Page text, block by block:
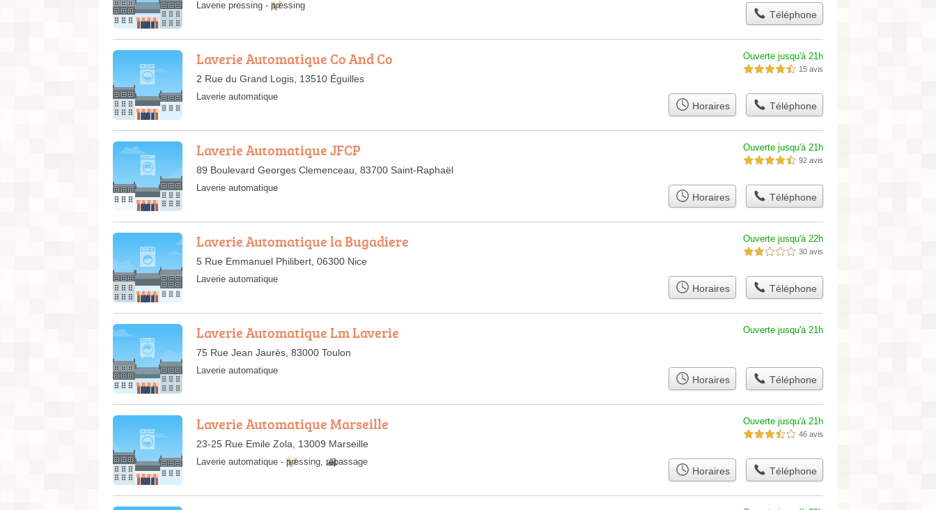
Laverie pressing - pressing
Téléphone
Laverie Automatique Co And Co
2 Rue du Grand Logis, 13510 Éguilles
Ouverte jusqu'à 21h
4,5 étoiles sur 5 15 avis
Laverie automatique
Horaires Téléphone
Laverie Automatique JFCP
89 Boulevard Georges Clemenceau, 83700 Saint-Raphaël
Ouverte jusqu'à 21h
4,5 étoiles sur 5 92 avis
Laverie automatique
Horaires Téléphone
Laverie Automatique la Bugadiere
5 Rue Emmanuel Philibert, 06300 Nice
Ouverte jusqu'à 22h
2,0 étoiles sur 5 30 avis
Laverie automatique
Horaires Téléphone
Laverie Automatique Lm Laverie
75 Rue Jean Jaurès, 83000 Toulon
Ouverte jusqu'à 21h
Laverie automatique
Horaires Téléphone
Laverie Automatique Marseille
23-25 Rue Emile Zola, 13009 Marseille
Ouverte jusqu'à 21h
3,5 étoiles sur 5 46 avis
Laverie automatique - pressing, repassage
Horaires Téléphone